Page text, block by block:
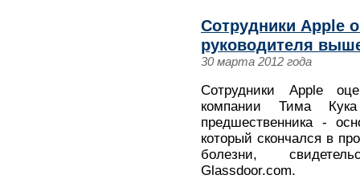
Сотрудники Apple
руководителя
30 марта 2012 года
Сотрудники Apple
компании Тима
предшественника -
который скончался в
болезни,
Glassdoor.com.